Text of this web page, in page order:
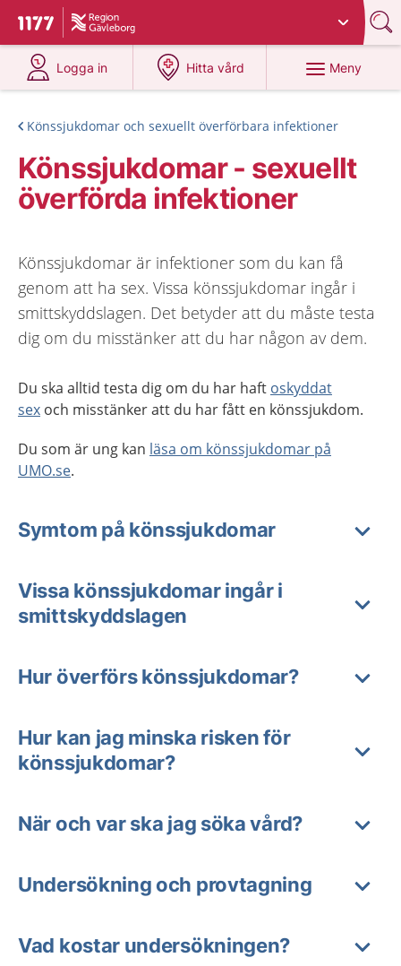
Till startsidan för 1177
Du har valt region
Logga in
på 1177.se
Hitta vård
på 1177.se
Meny
Könssjukdomar och sexuellt överförbara infektioner
Könssjukdomar - sexuellt
överförda infektioner
Könssjukdomar är infektioner som du kan få
genom att ha sex. Vissa könssjukdomar ingår i
smittskyddslagen. Det betyder att du måste testa
dig om du misstänker att du har någon av dem.
Du ska alltid testa dig om du har haft oskyddat
sex och misstänker att du har fått en könssjukdom.
Du som är ung kan läsa om könssjukdomar på
UMO.se.
Symtom på könssjukdomar
Vissa könssjukdomar ingår i
smittskyddslagen
Hur överförs könssjukdomar?
Hur kan jag minska risken för
könssjukdomar?
När och var ska jag söka vård?
Undersökning och provtagning
Vad kostar undersökningen?